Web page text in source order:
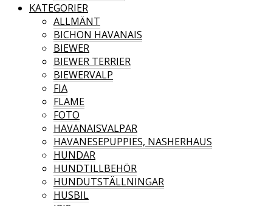
KATEGORIER
ALLMÄNT
BICHON HAVANAIS
BIEWER
BIEWER TERRIER
BIEWERVALP
FIA
FLAME
FOTO
HAVANAISVALPAR
HAVANESEPUPPIES, NASHERHAUS
HUNDAR
HUNDTILLBEHÖR
HUNDUTSTÄLLNINGAR
HUSBIL